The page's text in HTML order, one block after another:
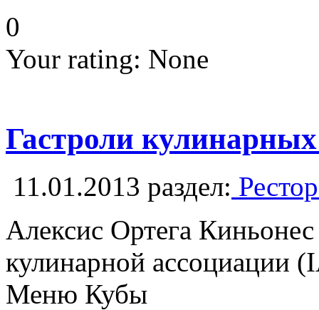
0
Your rating: None
Гастроли
11.01.2013 раздел:
Алексис Ортега
кулинарной ассоциации
Меню Кубы